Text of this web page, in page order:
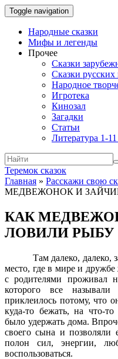
Toggle navigation
Народные сказки
Мифы и легенды
Прочее
Сказки
Сказки русских
Народное
Игротека
Кинозал
Загадки
Статьи
Литература 1-
Теремок сказок
Главная » Расскажи свою
МЕДВЕЖОНОК И
КАК
ЛОВИЛИ РЫБУ
Там далеко, далеко,
место, где в мире и
с родителями проживал
которого все
приклеилось потому, что
куда-то бежать, на что-
было удержать дома.
своего сына и позволяли
полон сил, энергии,
воспользоваться.